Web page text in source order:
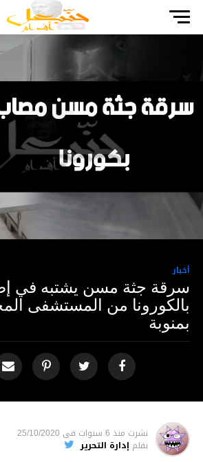
أخبار
سرقة جثة مسن يشتبه في
بالكورونا من المستشفى
بمنوبة
نشرت منذ 6 سنوات فى 25/10/2020
بقلم إدارة التحرير